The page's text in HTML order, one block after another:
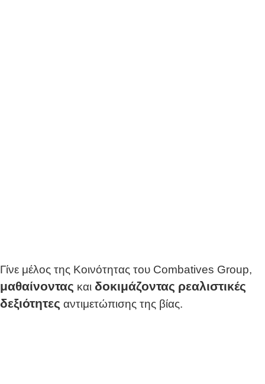
Γίνε μέλος της Κοινότητας του Combatives Group,
μαθαίνοντας και δοκιμάζοντας ρεαλιστικές
δεξιότητες αντιμετώπισης της βίας.